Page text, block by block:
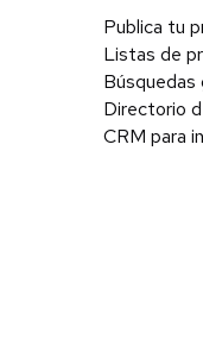
Publica tu
Listas de
Búsquedas
Directorio
CRM para